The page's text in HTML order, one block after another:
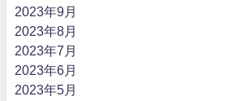
2023年9月
2023年8月
2023年7月
2023年6月
2023年5月